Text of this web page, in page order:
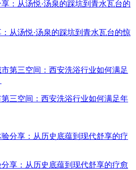
从汤悦·汤泉的踩坑到青水瓦台的惊
三空间：西安洗浴行业如何满足年
享：从历史底蕴到现代舒享的疗愈